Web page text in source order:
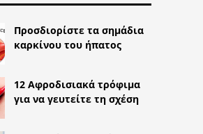
Προσδιορίστε τα σημάδια
καρκίνου του ήπατος
12 Αφροδισιακά τρόφιμα
για να γευτείτε τη σχέση